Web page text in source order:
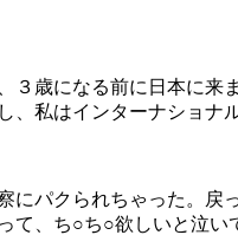
歳になる前に日本に
私はインターナショ
パクられちゃった。
、ち○ち○欲しいと泣い